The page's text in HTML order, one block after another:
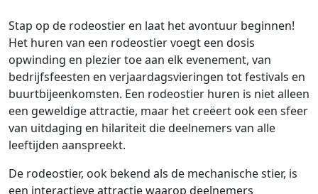
Stap op de rodeostier en laat het avontuur beginnen!
Het huren van een rodeostier voegt een dosis
opwinding en plezier toe aan elk evenement, van
bedrijfsfeesten en verjaardagsvieringen tot festivals en
buurtbijeenkomsten. Een rodeostier huren is niet alleen
een geweldige attractie, maar het creëert ook een sfeer
van uitdaging en hilariteit die deelnemers van alle
leeftijden aanspreekt.
De rodeostier, ook bekend als de mechanische stier, is
een interactieve attractie waarop deelnemers